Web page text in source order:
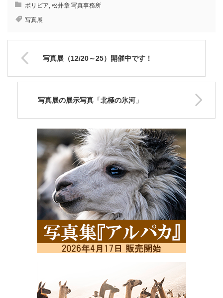
ボリビア, 松井章 写真事務所
写真展
写真展（12/20～25）開催中です！
写真展の展示写真「北極の氷河」